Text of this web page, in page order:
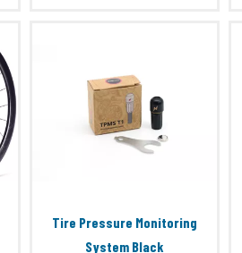
Tire Pressure Monitoring
System Black